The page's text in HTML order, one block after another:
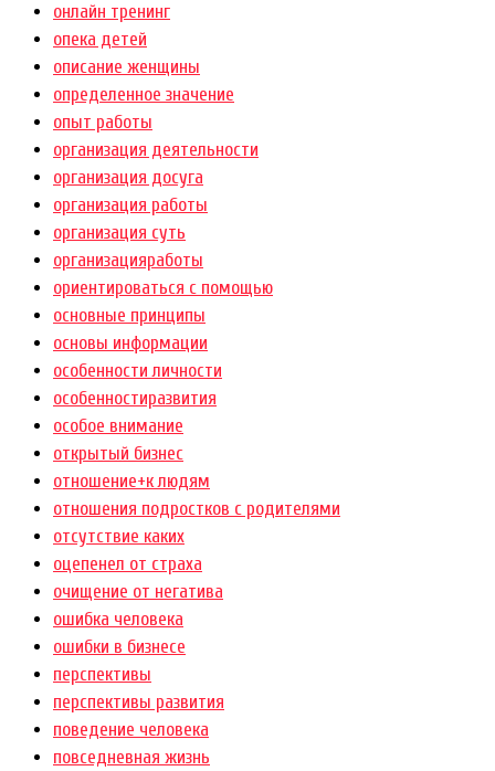
онлайн тренинг
опека детей
описание женщины
определенное значение
опыт работы
организация деятельности
организация досуга
организация работы
организация суть
организацияработы
ориентироваться с помощью
основные принципы
основы информации
особенности личности
особенностиразвития
особое внимание
открытый бизнес
отношение+к людям
отношения подростков с родителями
отсутствие каких
оцепенел от страха
очищение от негатива
ошибка человека
ошибки в бизнесе
перспективы
перспективы развития
поведение человека
повседневная жизнь